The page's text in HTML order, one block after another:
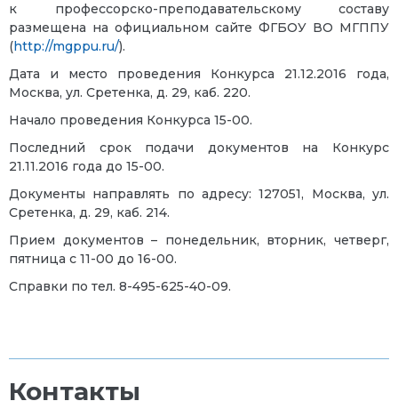
к профессорско-преподавательскому составу
размещена на официальном сайте ФГБОУ ВО МГППУ
(http://mgppu.ru/).
Дата и место проведения Конкурса 21.12.2016 года,
Москва, ул. Сретенка, д. 29, каб. 220.
Начало проведения Конкурса 15-00.
Последний срок подачи документов на Конкурс
21.11.2016 года до 15-00.
Документы направлять по адресу: 127051, Москва, ул.
Сретенка, д. 29, каб. 214.
Прием документов – понедельник, вторник, четверг,
пятница с 11-00 до 16-00.
Справки по тел. 8-495-625-40-09.
Контакты